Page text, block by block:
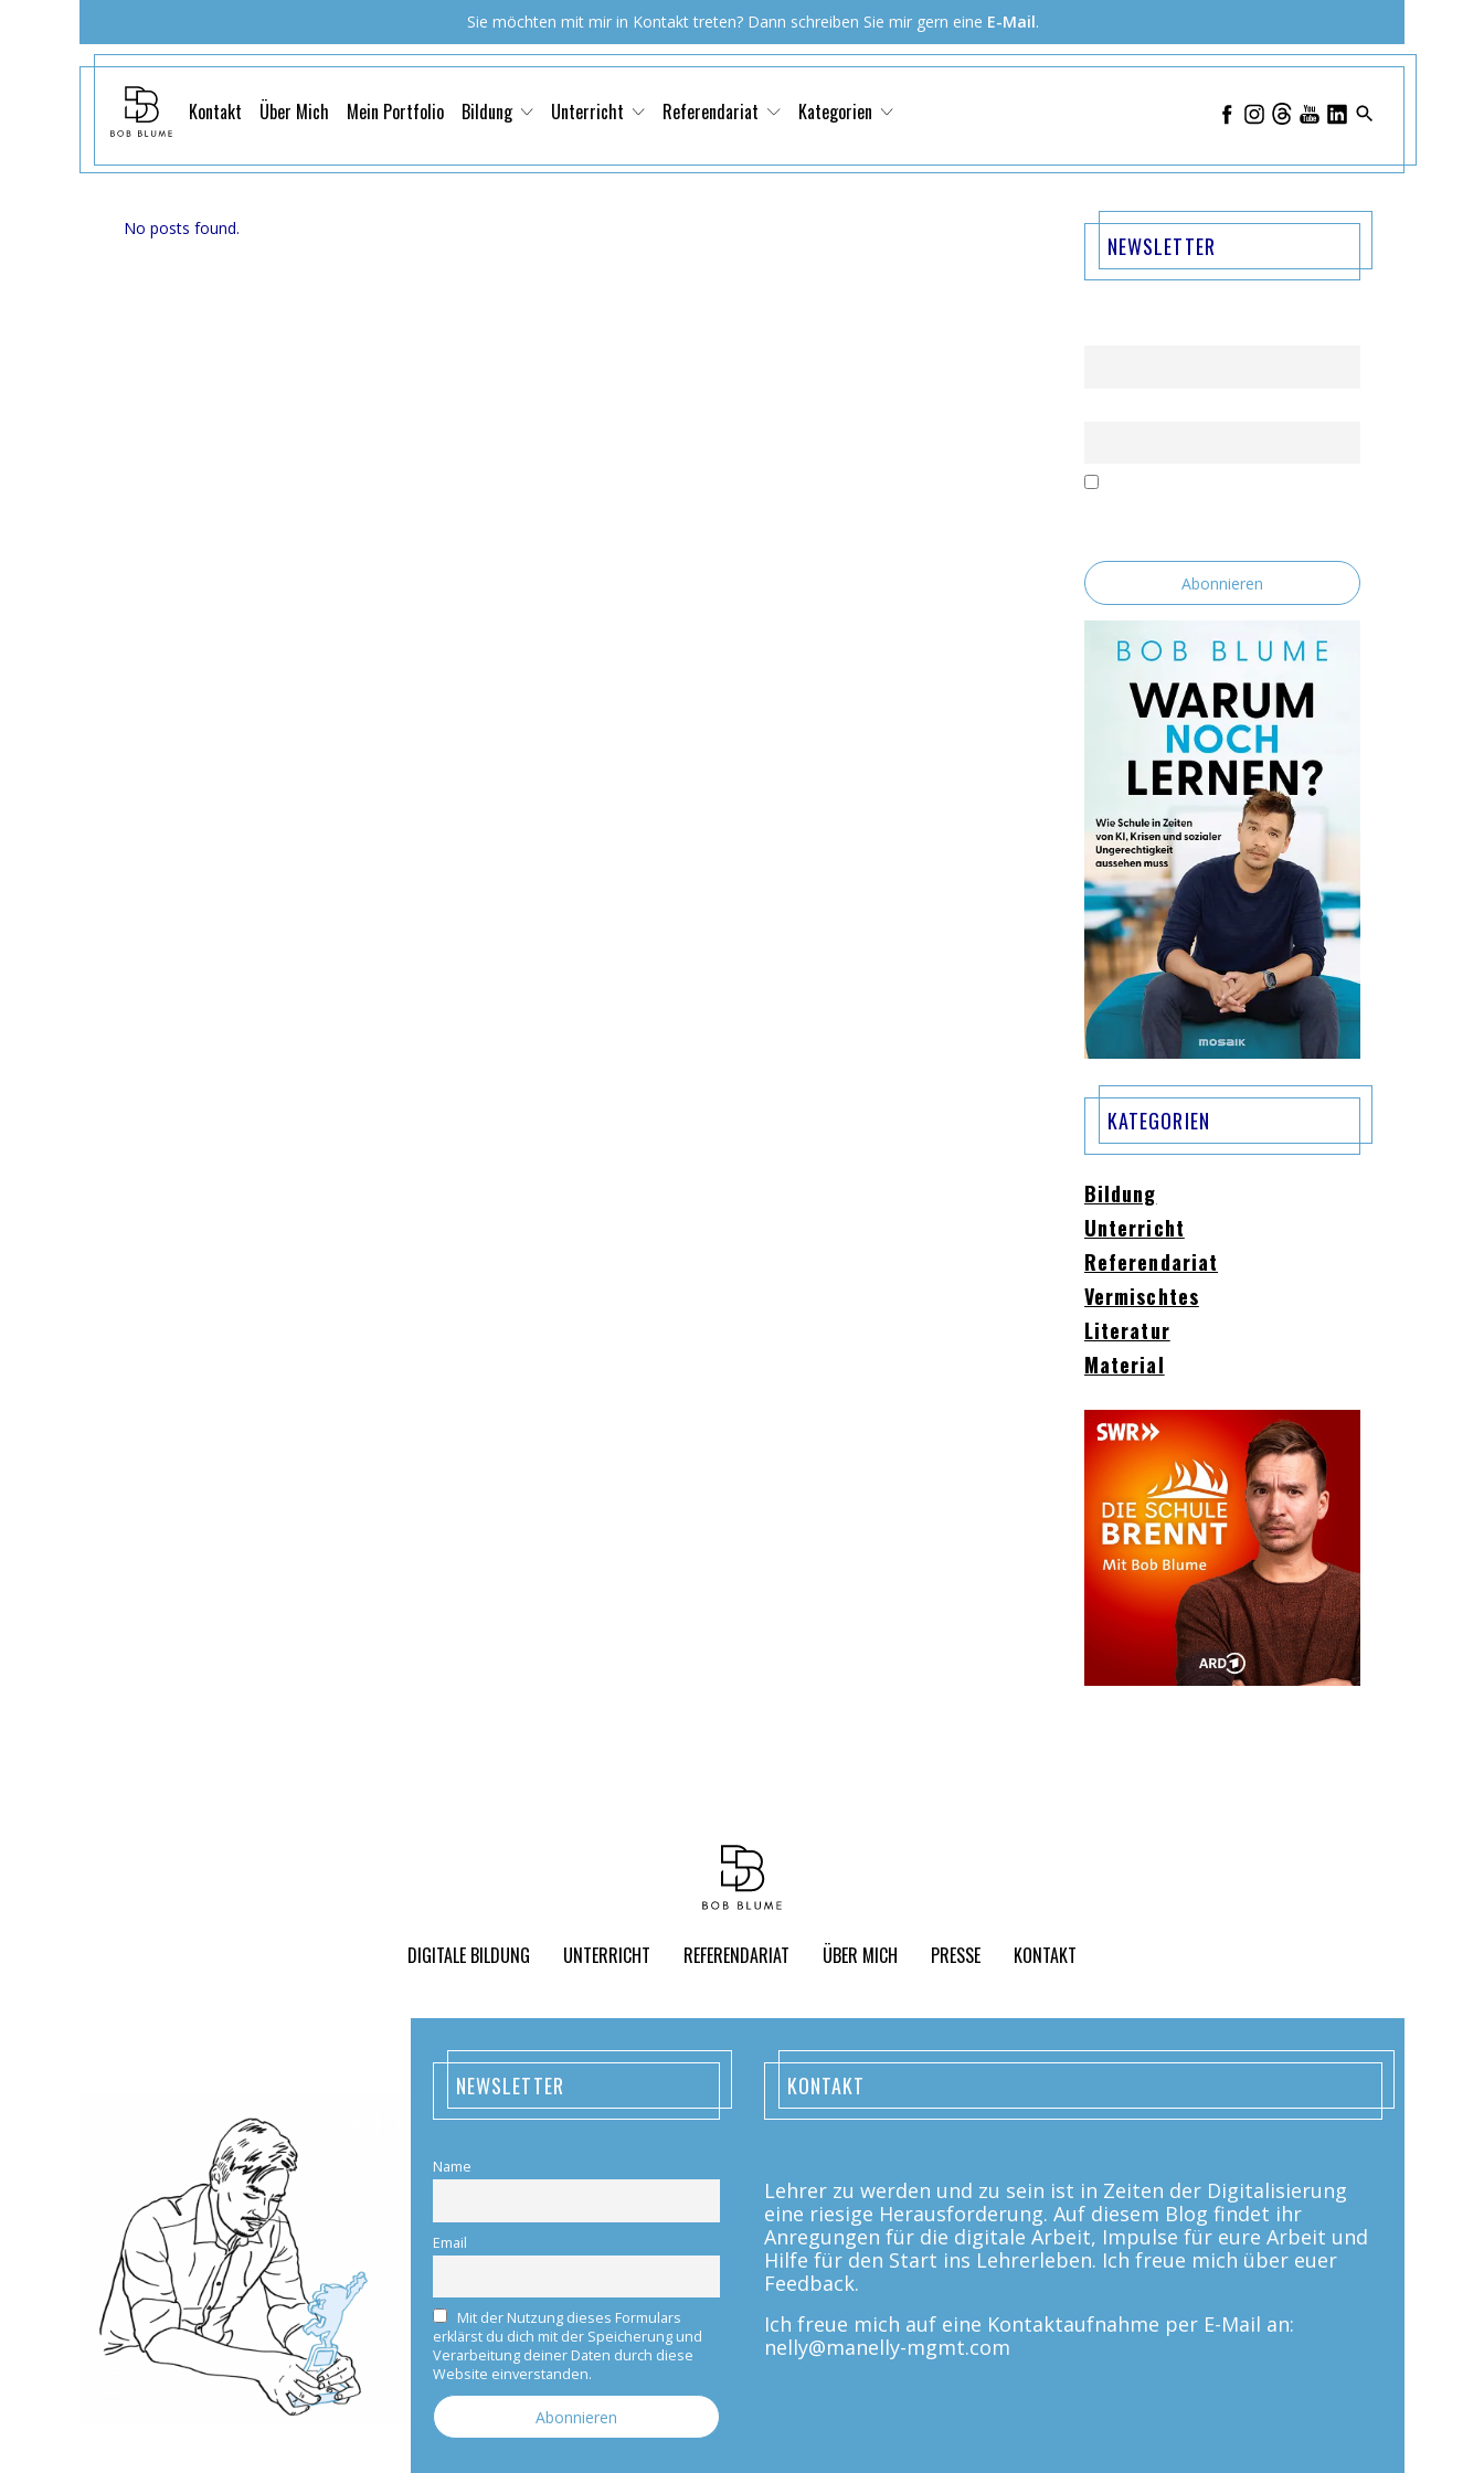
Sie möchten mit mir in Kontakt treten? Dann schreiben Sie mir gern eine E-Mail.
Kontakt Über Mich Mein Portfolio Bildung Unterricht Referendariat Kategorien
No posts found.
NEWSLETTER
KATEGORIEN
Bildung
Unterricht
Referendariat
Vermischtes
Literatur
Material
DIGITALE BILDUNG UNTERRICHT REFERENDARIAT ÜBER MICH PRESSE KONTAKT
NEWSLETTER
Name
Email
Mit der Nutzung dieses Formulars
erklärst du dich mit der Speicherung und
Verarbeitung deiner Daten durch diese
Website einverstanden.
KONTAKT
Lehrer zu werden und zu sein ist in Zeiten der Digitalisierung
eine riesige Herausforderung. Auf diesem Blog findet ihr
Anregungen für die digitale Arbeit, Impulse für eure Arbeit und
Hilfe für den Start ins Lehrerleben. Ich freue mich über euer
Feedback.
Ich freue mich auf eine Kontaktaufnahme per E-Mail an:
nelly@manelly-mgmt.com